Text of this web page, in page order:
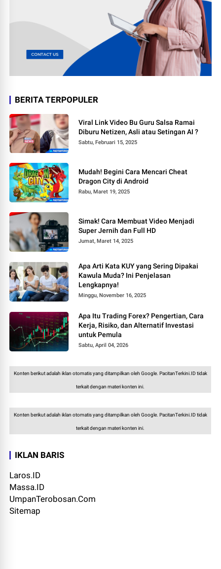
BERITA TERPOPULER
Viral Link Video Bu Guru Salsa Ramai
Diburu Netizen, Asli atau Setingan AI ?
Sabtu, Februari 15, 2025
Mudah! Begini Cara Mencari Cheat
Dragon City di Android
Rabu, Maret 19, 2025
Simak! Cara Membuat Video Menjadi
Super Jernih dan Full HD
Jumat, Maret 14, 2025
Apa Arti Kata KUY yang Sering Dipakai
Kawula Muda? Ini Penjelasan
Lengkapnya!
Minggu, November 16, 2025
Apa Itu Trading Forex? Pengertian, Cara
Kerja, Risiko, dan Alternatif Investasi
untuk Pemula
Sabtu, April 04, 2026
Konten berikut adalah iklan otomatis yang ditampilkan oleh Google. PacitanTerkini.ID tidak
terkait dengan materi konten ini.
Konten berikut adalah iklan otomatis yang ditampilkan oleh Google. PacitanTerkini.ID tidak
terkait dengan materi konten ini.
IKLAN BARIS
Laros.ID
Massa.ID
UmpanTerobosan.Com
Sitemap